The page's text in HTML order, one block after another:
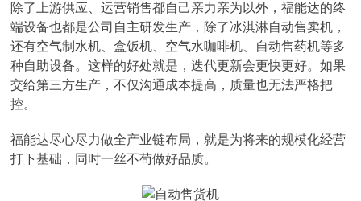
除了上游供应、运营销售都自己亲力亲为以外，福能达的终
端设备也都是公司自主研发生产，除了冰淇淋自动售卖机，
还有空气制水机、盒饭机、空气水咖啡机、自动售药机等多
种自助设备。这样的好处就是，迭代更新会更快更好。如果
交给第三方生产，不仅沟通成本提高，质量也无法严格把
控。
福能达尽心尽力做全产业链布局，就是为将来的规模化经营
打下基础，同时一丝不苟做好品质。